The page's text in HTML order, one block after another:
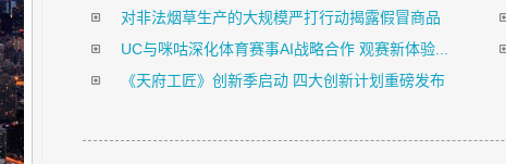
对非法烟草生产的大规模严打行动揭露假冒商品
UC与咪咕深化体育赛事AI战略合作 观赛新体验...
《天府工匠》创新季启动 四大创新计划重磅发布